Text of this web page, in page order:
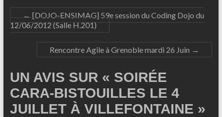
←[DOJO-ENSIMAG] 59e session du Coding Dojo du
12/06/2012 (Salle H.201)
Rencontre Agile à Grenoble mardi 26 Juin →
UN AVIS SUR « SOIRÉE
CARA-BISTOUILLES LE 4
JUILLET À VILLEFONTAINE »